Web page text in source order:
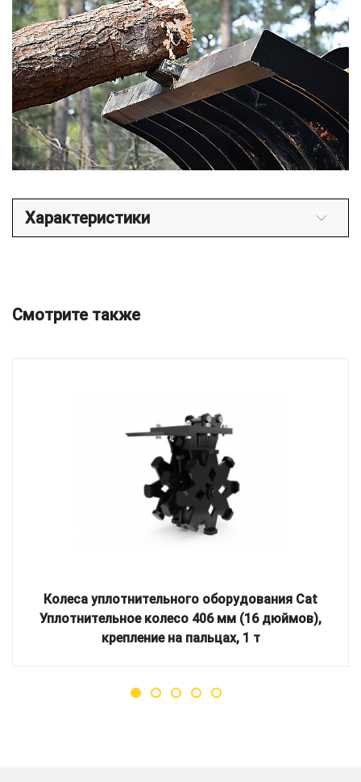
Характеристики
Смотрите также
Колеса уплотнительного оборудования Cat
Уплотнительное колесо 406 мм (16 дюймов),
крепление на пальцах, 1 т